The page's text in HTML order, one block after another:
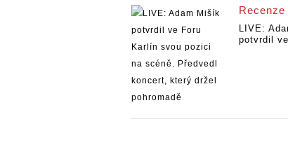
Recenze
LIVE:
potvrdil ve